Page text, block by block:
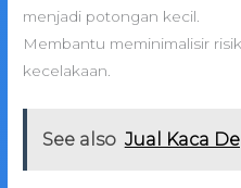
menjadi potongan kecil.
Membantu meminimalisir
kecelakaan.
See also Jual Kaca